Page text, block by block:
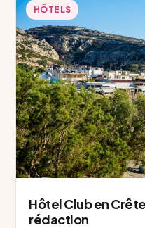
HÔTELS
Hôtel Club en
rédaction